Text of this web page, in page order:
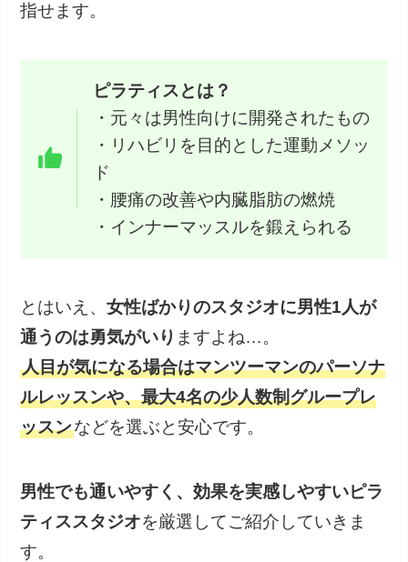
指せます。
ピラティスとは？
・元々は男性向けに開発されたもの
・リハビリを目的とした運動メソッ
ド
・腰痛の改善や内臓脂肪の燃焼
・インナーマッスルを鍛えられる
とはいえ、女性ばかりのスタジオに男性1人が
通うのは勇気がいり ますよね…。
人目が気になる場合はマンツーマンのパーソナ
ルレッスンや、最大4名の少人数制グループレ
ッスンなどを選ぶと安心です。
男性でも通いやすく、効果を実感しやすいピラ
ティススタジオを厳選してご紹介していきま
す。